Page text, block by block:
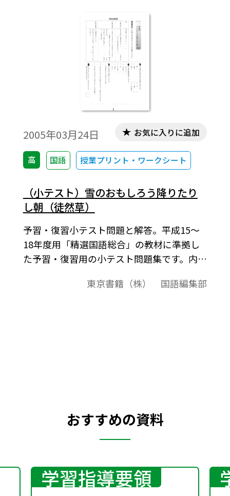
2005年03月24日
高 国語 授業プリント・ワークシート
お気に入りに追加
（小テスト）雪のおもしろう降りたり
し朝（徒然草）
予習・復習小テスト問題と解答。平成15～
18年度用「精選国語総合」の教材に準拠し
た予習・復習用の小テスト問題集です。内容
解答例という構成です。東京書籍（株） 国語編集部
おすすめの資料
学習指導要領